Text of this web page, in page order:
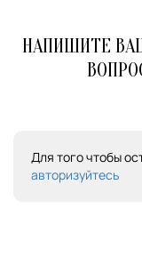
НАПИШИТЕ
Для того чтобы
авторизуйтесь